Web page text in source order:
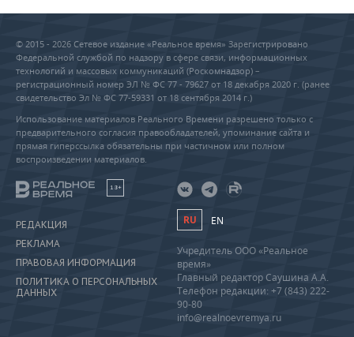
© 2015 - 2026 Сетевое издание «Реальное время» Зарегистрировано
Федеральной службой по надзору в сфере связи, информационных
технологий и массовых коммуникаций (Роскомнадзор) –
регистрационный номер ЭЛ № ФС 77 - 79627 от 18 декабря 2020 г. (ранее
свидетельство Эл № ФС 77-59331 от 18 сентября 2014 г.)
Использование материалов Реального Времени разрешено только с
предварительного согласия правообладателей, упоминание сайта и
прямая гиперссылка обязательны при частичном или полном
воспроизведении материалов.
18+
РЕДАКЦИЯ
РЕКЛАМА
ПРАВОВАЯ ИНФОРМАЦИЯ
ПОЛИТИКА О ПЕРСОНАЛЬНЫХ
ДАННЫХ
RU EN
Учредитель ООО «Реальное
время»
Главный редактор Саушина А.А.
Телефон редакции: +7 (843) 222-
90-80
info@realnoevremya.ru